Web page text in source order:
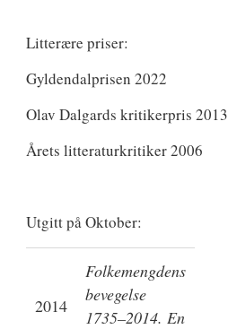
Litterære priser:
Gyldendalprisen 2022
Olav Dalgards kritikerpris 2013
Årets litteraturkritiker 2006
Utgitt på Oktober:
2014
Folkemengdens
bevegelse
1735–2014. En